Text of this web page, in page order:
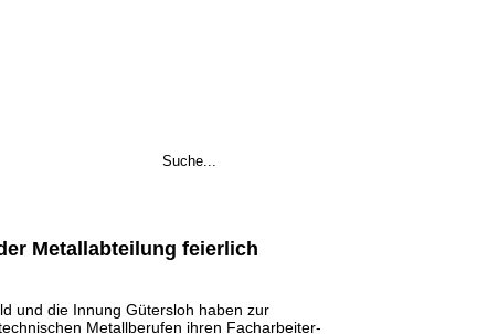
Metallabteilung feierlich
und die Innung Gütersloh haben zur
Metallberufen ihren Facharbeiter-